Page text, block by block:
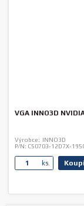
VGA INNO3D
Výrobce: INNO3D
P/N: C50703-12D7X-
ks.